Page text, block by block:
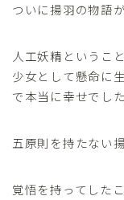
ついに揚羽の物語
人工妖精というこ
少女として懸命に
で本当に幸せでした
五原則を持たない
覚悟を持ってした